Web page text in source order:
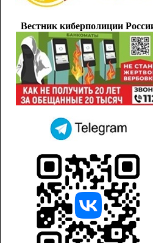
Вестник киберполиции